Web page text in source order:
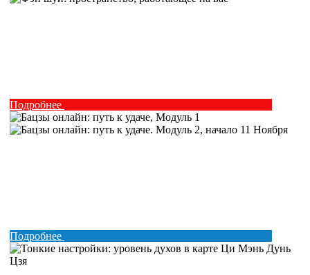
Подробнее
Подробнее